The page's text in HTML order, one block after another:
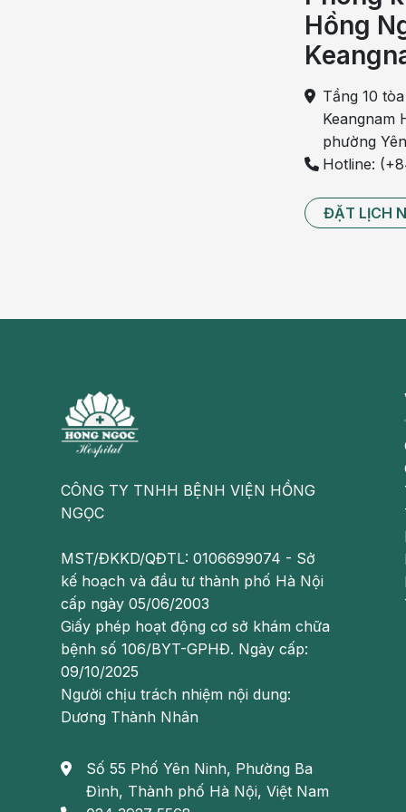
táo bón ở trẻ emchỉ trong
thấy táo bón ở trẻ em được chia thành 2 loại khác
- Táo bón chức năng: nguyên nhân do chế độ ăn,
- Táo bón bệnh lý: đây có thể là biểu hiện của các
thần kinh, bệnh phình đại tràng bẩm sinh, bệnh lý
Táo bón bệnh lý nếu không được khám để tìm ra
Nguyên nhân trẻ bị táo bón: Cần xác
Nhiều bậc cha mẹ chủ quan cho rằng triệu chứng
nguyên nhân trẻ bị táo bón
- Trẻ không hợp với sữa công thức (sữa bột, sữa
- Trẻ không được bú sữa mẹ đầy đủ bởi trong sữa
khi thiếu đi hormone này sẽ khiến việc đi đại tiện của
- Trong chế độ dinh dưỡng hằng ngày của trẻ bị
giúp thức ăn dễ tiêu hóa nhanh. Đặc biệt ở khi trẻ
cũng là nguyên nhân trẻ bị táo bón.
- Sau khi ăn, trẻ hay căng thẳng hoặc ít vận động.
- Trẻ bị táo bón do lạm dụng thuốc: Trẻ phải điều
dinh dưỡng, thiếu máu, viêm đường hô hấp... Việc
thời gian dài cũng gây táo bón ở trẻ em
Hồng
Tầng 10
Keangnam
phường
Hotline:
ĐẶT LỊCH
CÔNG TY TNHH BỆNH VIỆN HỒNG
NGỌC
MST/ĐKKD/QĐTL: 0106699074 - Sở
kế hoạch và đầu tư thành phố Hà Nội
cấp ngày 05/06/2003
Giấy phép hoạt động cơ sở khám chữa
bệnh số 106/BYT-GPHĐ. Ngày cấp:
09/10/2025
Người chịu trách nhiệm nội dung:
Dương Thành Nhân
Số 55 Phố Yên Ninh, Phường Ba
Đình, Thành phố Hà Nội, Việt Nam